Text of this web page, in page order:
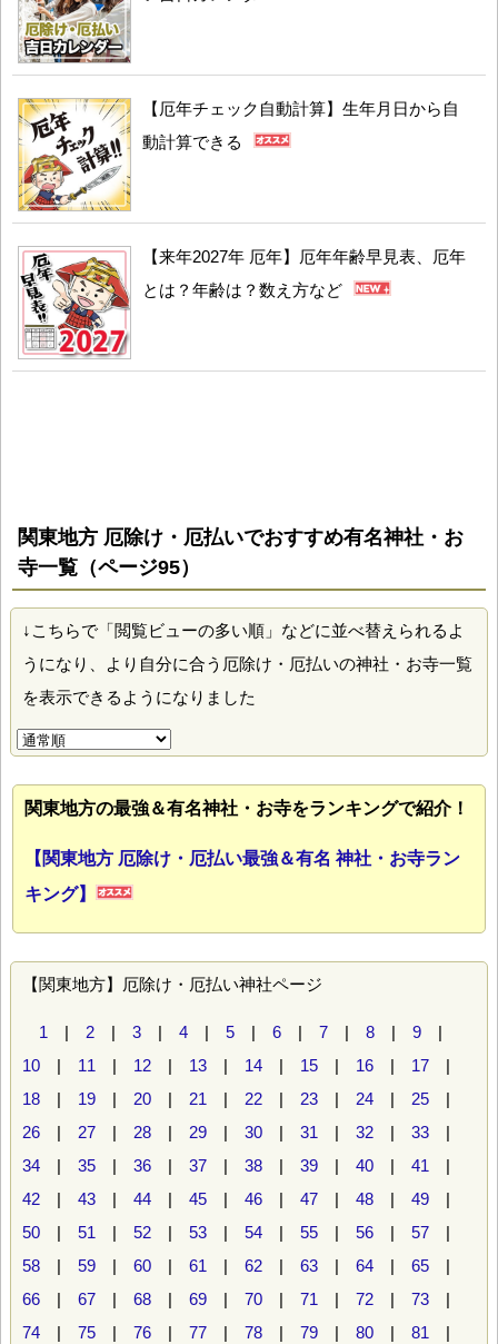
【厄年チェック自動計算】生年月日から自
動計算できる
【来年2027年 厄年】厄年年齢早見表、厄年
とは？年齢は？数え方など
関東地方 厄除け・厄払いでおすすめ有名神社・お
寺一覧（ページ95）
↓こちらで「閲覧ビューの多い順」などに並べ替えられるよ
うになり、より自分に合う厄除け・厄払いの神社・お寺一覧
を表示できるようになりました
関東地方の最強＆有名神社・お寺をランキングで紹介！
【関東地方 厄除け・厄払い最強＆有名 神社・お寺ラン
キング】
【関東地方】厄除け・厄払い神社ページ
1 | 2 | 3 | 4 | 5 | 6 | 7 | 8 | 9 |
10 | 11 | 12 | 13 | 14 | 15 | 16 | 17 |
18 | 19 | 20 | 21 | 22 | 23 | 24 | 25 |
26 | 27 | 28 | 29 | 30 | 31 | 32 | 33 |
34 | 35 | 36 | 37 | 38 | 39 | 40 | 41 |
42 | 43 | 44 | 45 | 46 | 47 | 48 | 49 |
50 | 51 | 52 | 53 | 54 | 55 | 56 | 57 |
58 | 59 | 60 | 61 | 62 | 63 | 64 | 65 |
66 | 67 | 68 | 69 | 70 | 71 | 72 | 73 |
74 | 75 | 76 | 77 | 78 | 79 | 80 | 81 |